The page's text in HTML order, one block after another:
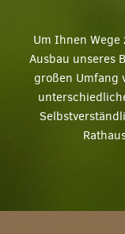
Um Ihnen
Ausbau unseres
großen Umfang